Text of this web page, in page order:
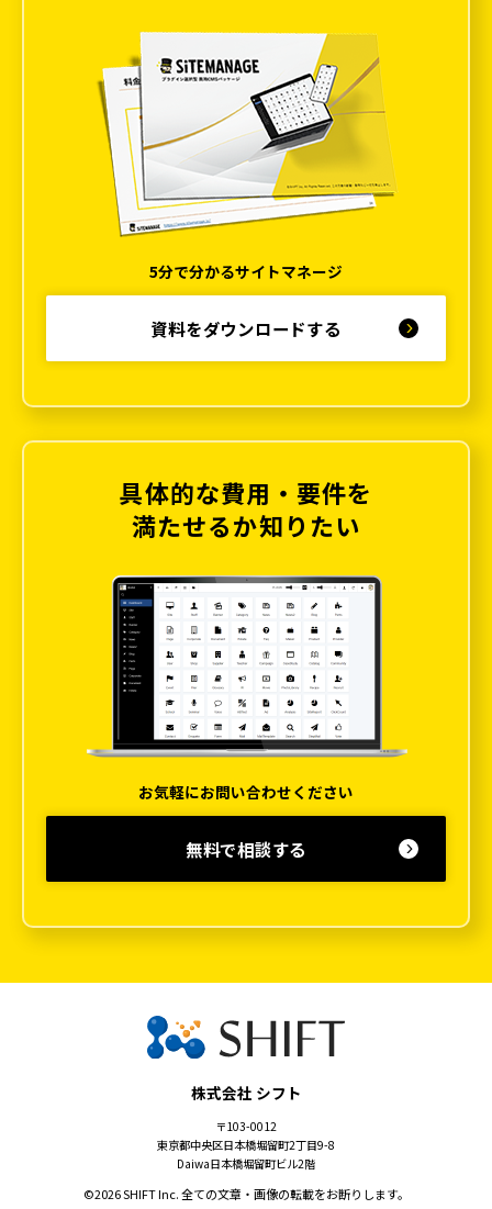
5分で分かるサイトマネージ
資料をダウンロードする
具体的な費用・要件を
満たせるか知りたい
お気軽にお問い合わせください
無料で相談する
株式会社 シフト
〒103-0012
東京都中央区日本橋堀留町2丁目9-8
Daiwa日本橋堀留町ビル2階
©2026 SHIFT Inc. 全ての文章・画像の転載をお断りします。